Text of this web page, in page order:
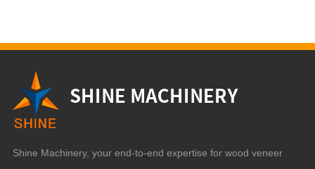
Shine Machinery, your end-to-end expertise for wood veneer